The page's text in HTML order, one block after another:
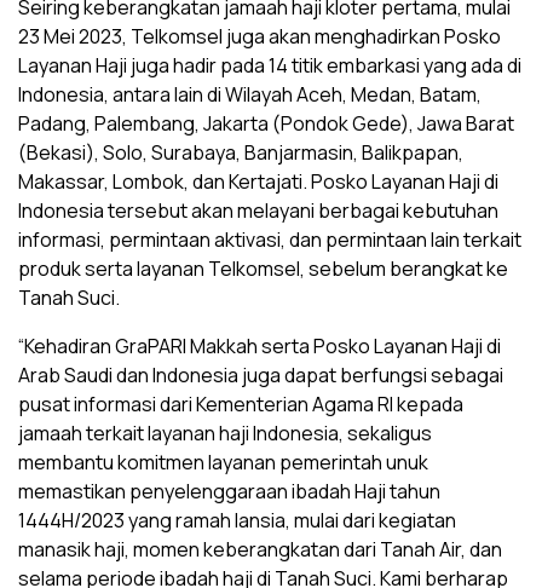
Seiring keberangkatan jamaah haji kloter pertama, mulai
23 Mei 2023, Telkomsel juga akan menghadirkan Posko
Layanan Haji juga hadir pada 14 titik embarkasi yang ada di
Indonesia, antara lain di Wilayah Aceh, Medan, Batam,
Padang, Palembang, Jakarta (Pondok Gede), Jawa Barat
(Bekasi), Solo, Surabaya, Banjarmasin, Balikpapan,
Makassar, Lombok, dan Kertajati. Posko Layanan Haji di
Indonesia tersebut akan melayani berbagai kebutuhan
informasi, permintaan aktivasi, dan permintaan lain terkait
produk serta layanan Telkomsel, sebelum berangkat ke
Tanah Suci.
“Kehadiran GraPARI Makkah serta Posko Layanan Haji di
Arab Saudi dan Indonesia juga dapat berfungsi sebagai
pusat informasi dari Kementerian Agama RI kepada
jamaah terkait layanan haji Indonesia, sekaligus
membantu komitmen layanan pemerintah unuk
memastikan penyelenggaraan ibadah Haji tahun
1444H/2023 yang ramah lansia, mulai dari kegiatan
manasik haji, momen keberangkatan dari Tanah Air, dan
selama periode ibadah haji di Tanah Suci. Kami berharap